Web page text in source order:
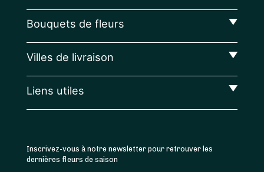
Bouquets de fleurs
Villes de livraison
Liens utiles
Inscrivez-vous à notre newsletter pour retrouver les
dernières fleurs de saison